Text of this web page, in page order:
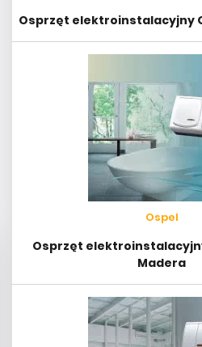
Osprzęt elektroinstalacyjny
Ospel
Osprzęt
Madera